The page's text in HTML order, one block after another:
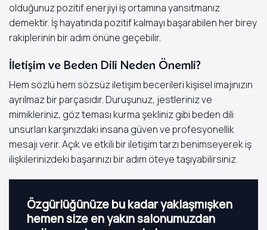
olduğunuz pozitif enerjiyi iş ortamına yansıtmanız
demektir. İş hayatında pozitif kalmayı başarabilen her birey
rakiplerinin bir adım önüne geçebilir.
İletişim ve Beden Dili Neden Önemli?
Hem sözlü hem sözsüz iletişim becerileri kişisel imajınızın
ayrılmaz bir parçasıdır. Duruşunuz, jestleriniz ve
mimikleriniz, göz teması kurma şekliniz gibi beden dili
unsurları karşınızdaki insana güven ve profesyonellik
mesajı verir. Açık ve etkili bir iletişim tarzı benimseyerek iş
ilişkilerinizdeki başarınızı bir adım öteye taşıyabilirsiniz.
Özgürlüğünüze bu kadar yaklaşmışken
hemen size en yakın salonumuzdan